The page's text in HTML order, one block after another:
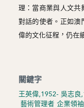
理：當商業與人文共
對話的使者。正如澳
偉的文化征程，仍在
關鍵字
王英偉,1952- 吳志良
藝術管理者 企業領袖